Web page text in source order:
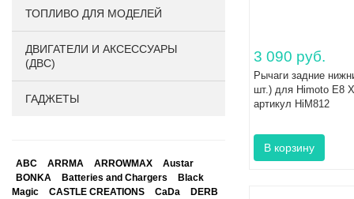
ТОПЛИВО ДЛЯ МОДЕЛЕЙ
ДВИГАТЕЛИ И АКСЕССУАРЫ
(ДВС)
ГАДЖЕТЫ
ABC ARRMA ARROWMAX Austar
BONKA Batteries and Chargers
Black
Magic
CASTLE CREATIONS CaDa DERB
3 090 руб.
Рычаги задние
шт.) для Himoto E8
артикул HiM812